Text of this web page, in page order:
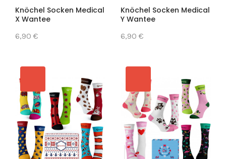
Knöchel Socken Medical
X Wantee
6,90 €
Knöchel Socken Medical
Y Wantee
6,90 €